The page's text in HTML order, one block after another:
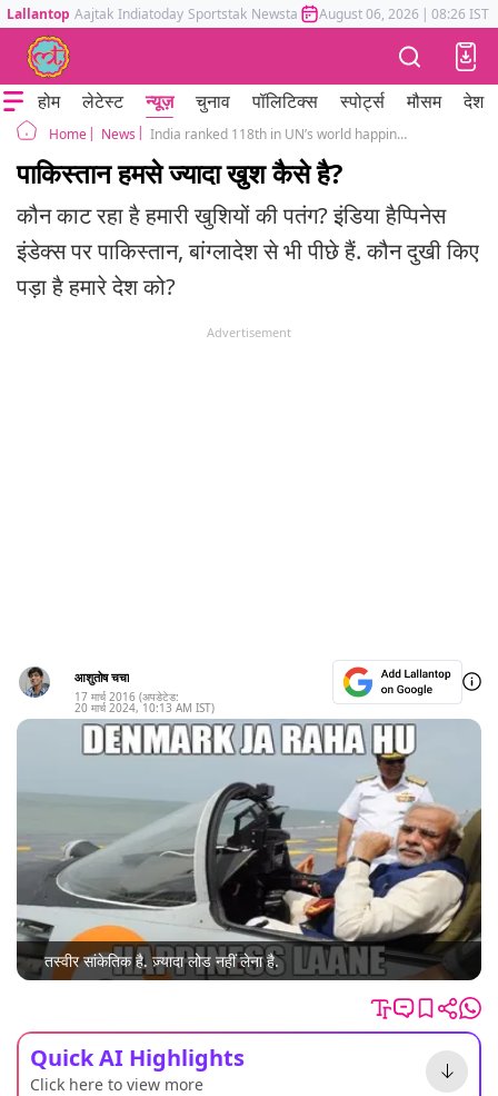
Lallantop Aajtak Indiatoday Sportstak Newstak Mumbai Tak Astrotak
August 06, 2026 | 08:26 IST
होम लेटेस्ट न्यूज़ चुनाव पॉलिटिक्स स्पोर्ट्स मौसम देश
Home News India ranked 118th in UN’s world happiness index; behind Pak, China
पाकिस्तान हमसे ज्यादा खुश कैसे है?
कौन काट रहा है हमारी खुशियों की पतंग? इंडिया हैप्पिनेस
इंडेक्स पर पाकिस्तान, बांग्लादेश से भी पीछे हैं. कौन दुखी किए
पड़ा है हमारे देश को?
Advertisement
आशुतोष चचा
17 मार्च 2016 (अपडेटेड:
20 मार्च 2024, 10:13 AM IST)
तस्वीर सांकेतिक है. ज़्यादा लोड नहीं लेना है.
Quick AI Highlights
Click here to view more